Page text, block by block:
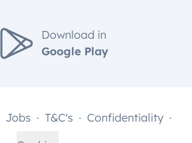
Download in
Google Play
Jobs T&C's
Confidentiality